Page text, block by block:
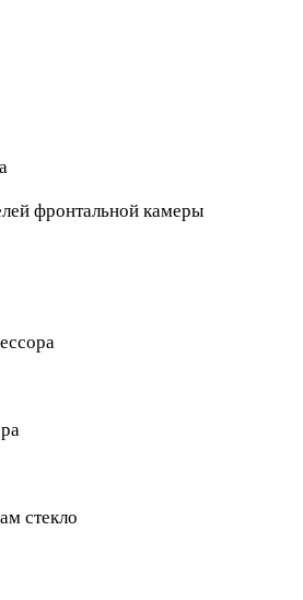
фронтальной камеры
стекло